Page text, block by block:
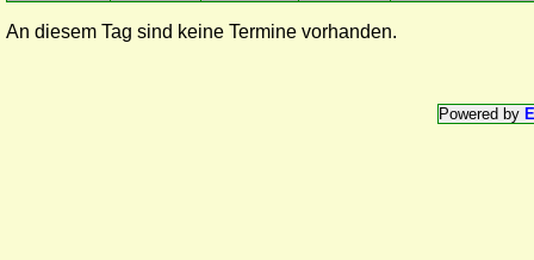
An diesem Tag sind keine Termine vorhanden.
Powered by